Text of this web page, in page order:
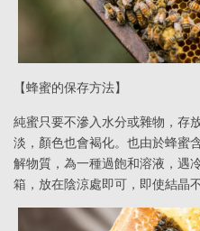
【蜂蜜的保存方法】
純蜜只要不滲入水分或雜物，存
淡，顏色也會褐化。也由於蜂蜜
解物質，為一種過飽和溶液，遇
箱，放在陰涼處即可，即使結晶